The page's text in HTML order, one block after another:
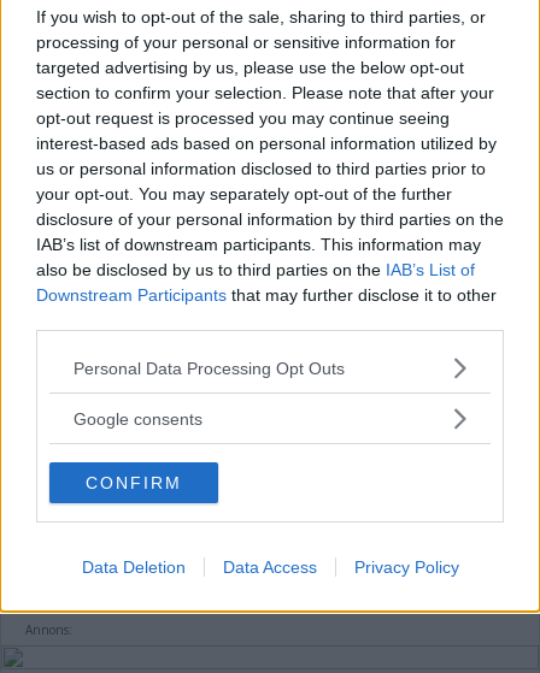
If you wish to opt-out of the sale, sharing to third parties, or
processing of your personal or sensitive information for
targeted advertising by us, please use the below opt-out
section to confirm your selection. Please note that after your
opt-out request is processed you may continue seeing
interest-based ads based on personal information utilized by
us or personal information disclosed to third parties prior to
your opt-out. You may separately opt-out of the further
disclosure of your personal information by third parties on the
IAB’s list of downstream participants. This information may
also be disclosed by us to third parties on the IAB’s List of
Downstream Participants that may further disclose it to other
Please note that this website/app uses one or more Google
not limited to your visit or usage behaviour. You may click to
use your data for below specified purposes in below Google
consent section.
Personal Data Processing Opt Outs
Google consents
CONFIRM
Data Deletion Data Access Privacy Policy
FOTBOLL 07 augusti 2026 17.00
Annons:
Lindgren om heta derbyt: "Gullringen är
Gullringen"
ÅFF-legendarens första test – tufft
derbyt mot Vimmerby väntar
Annons: